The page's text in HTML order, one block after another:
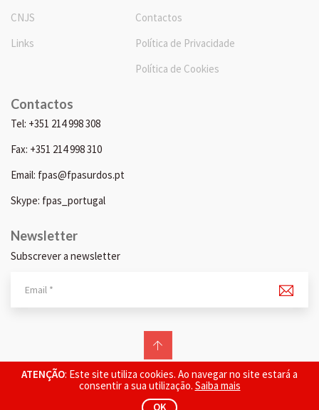
ATENÇÃO: Este site utiliza cookies. Ao navegar no site estará a
consentir a sua utilização. Saiba mais
OK
CNJS
Links
Contactos
Política de Privacidade
Política de Cookies
Contactos
Tel: +351 214 998 308
Fax: +351 214 998 310
Email: fpas@fpasurdos.pt
Skype: fpas_portugal
Newsletter
Subscrever a newsletter
© 2026 FPAS. Todos os direitos reservados.